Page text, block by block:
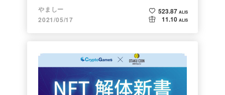
×NFT×BCG】
やましー
2021/05/17
523.87 ALIS
11.10 ALIS